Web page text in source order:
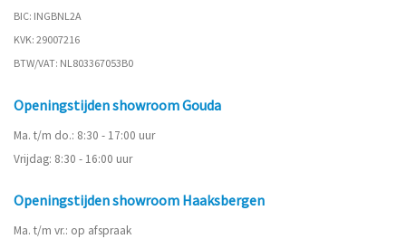
BIC: INGBNL2A
KVK: 29007216
BTW/VAT: NL803367053B0
Openingstijden showroom Gouda
Ma. t/m do.: 8:30 - 17:00 uur
Vrijdag: 8:30 - 16:00 uur
Openingstijden showroom Haaksbergen
Ma. t/m vr.: op afspraak